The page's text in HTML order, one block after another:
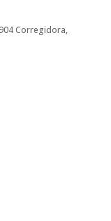
Corregidora,